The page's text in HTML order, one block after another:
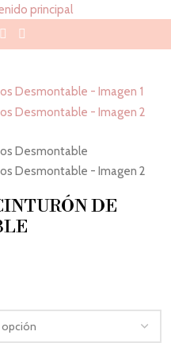
principal
DE